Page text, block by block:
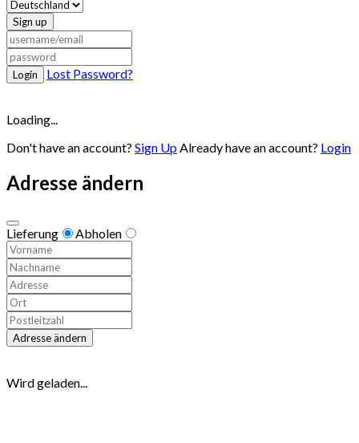
Sign up
Login Lost Password?
Loading...
Don't have an account? Sign UpAlready have an account? Login
Adresse ändern
Lieferung Abholen
Adresse ändern
Wird geladen...